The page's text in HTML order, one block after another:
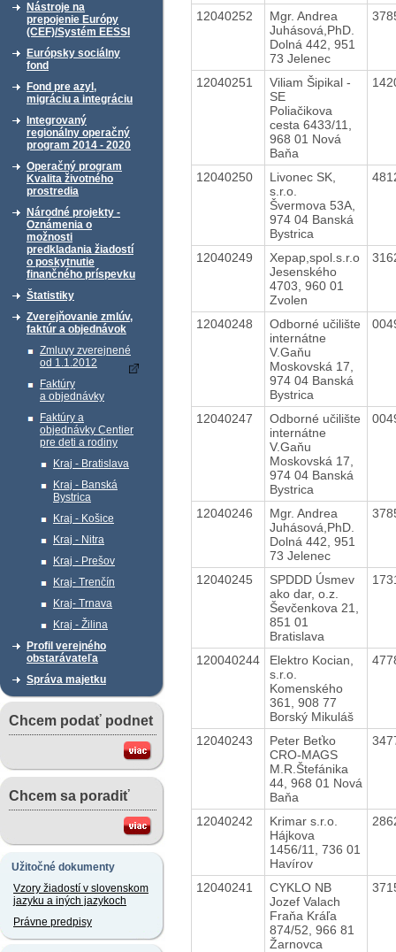
Nástroje na
prepojenie Európy
(CEF)/Systém EESSI
Európsky sociálny
fond
Fond pre azyl,
migráciu a integráciu
Integrovaný
regionálny operačný
program 2014 - 2020
Operačný program
Kvalita životného
prostredia
Národné projekty -
Oznámenia o
možnosti
predkladania žiadostí
o poskytnutie
finančného príspevku
Štatistiky
Zverejňovanie zmlúv,
faktúr a objednávok
Zmluvy zverejnené
od 1.1.2012
Faktúry
a objednávky
Faktúry a
objednávky Centier
pre deti a rodiny
Kraj - Bratislava
Kraj - Banská
Bystrica
Kraj - Košice
Kraj - Nitra
Kraj - Prešov
Kraj- Trenčín
Kraj- Trnava
Kraj - Žilina
Profil verejného
obstarávateľa
Správa majetku
Chcem podať podnet
Chcem sa poradiť
Užitočné dokumenty
Vzory žiadostí v slovenskom
jazyku a iných jazykoch
Právne predpisy
12040252
Mgr. Andrea
Juhásová,PhD.
Dolná 442, 951
73 Jelenec
12040251
Viliam Šipikal -
SE
Poliačikova
cesta 6433/11,
968 01 Nová
Baňa
12040250
Livonec SK,
s.r.o.
Švermova 53A,
974 04 Banská
Bystrica
12040249
Xepap,spol.s.r.o
Jesenského
4703, 960 01
Zvolen
12040248
Odborné učilište
internátne
V.Gaňu
Moskovská 17,
974 04 Banská
Bystrica
12040247
Odborné učilište
internátne
V.Gaňu
Moskovská 17,
974 04 Banská
Bystrica
12040246
Mgr. Andrea
Juhásová,PhD.
Dolná 442, 951
73 Jelenec
12040245
SPDDD Úsmev
ako dar, o.z.
Ševčenkova 21,
851 01
Bratislava
120040244
Elektro Kocian,
s.r.o.
Komenského
361, 908 77
Borský Mikuláš
12040243
Peter Beťko
CRO-MAGS
M.R.Štefánika
44, 968 01 Nová
Baňa
12040242
Krimar s.r.o.
Hájkova
1456/11, 736 01
Havírov
12040241
CYKLO NB
Jozef Valach
Fraňa Kráľa
874/52, 966 81
Žarnovca